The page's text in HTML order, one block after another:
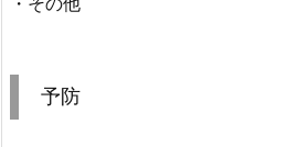
・その他
予防